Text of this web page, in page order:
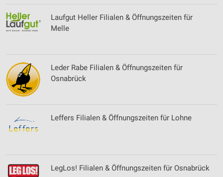
Laufgut Heller Filialen & Öffnungszeiten für
Melle
Leder Rabe Filialen & Öffnungszeiten für
Osnabrück
Leffers Filialen & Öffnungszeiten für Lohne
LegLos! Filialen & Öffnungszeiten für Osnabrück